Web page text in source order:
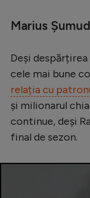
Tenis
Marius
Deși
cele mai bune
relația cu
și milionarul
continue, deși
final de sezon.